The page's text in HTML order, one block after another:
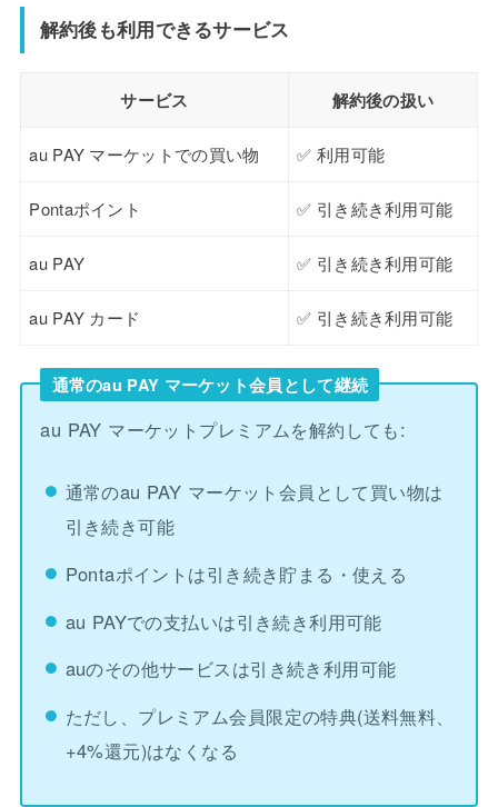
解約後も利用できるサービス
サービス 解約後の扱い
au PAY マーケットでの買い物 ✅ 利用可能
Pontaポイント ✅ 引き続き利用可能
au PAY ✅ 引き続き利用可能
au PAY カード ✅ 引き続き利用可能
通常のau PAY マーケット会員として継続
au PAY マーケットプレミアムを解約しても:
通常のau PAY マーケット会員として買い物は
引き続き可能
Pontaポイントは引き続き貯まる・使える
au PAYでの支払いは引き続き利用可能
auのその他サービスは引き続き利用可能
ただし、プレミアム会員限定の特典(送料無料、
+4%還元)はなくなる